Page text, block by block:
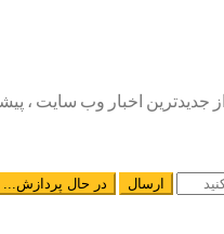
جدیدترین اخبار وب سایت ،